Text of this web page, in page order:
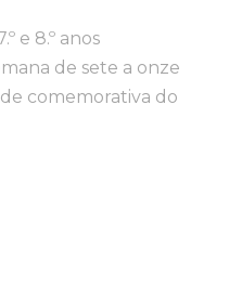
e 8.º anos
de sete a onze
comemorativa do